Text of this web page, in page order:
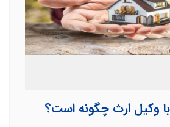
وکیل ارث چگونه است؟